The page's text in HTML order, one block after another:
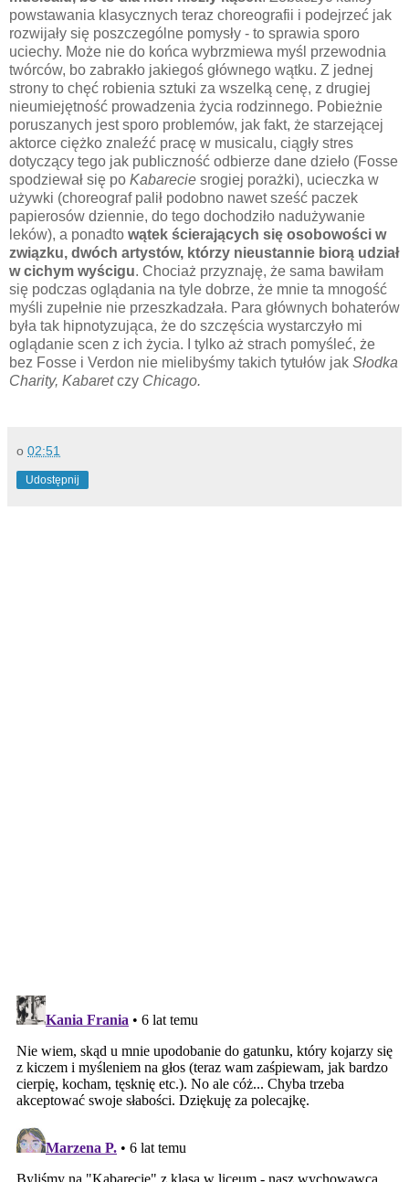
powstawania klasycznych teraz choreografii i podejrzeć jak
rozwijały się poszczególne pomysły - to sprawia sporo
uciechy. Może nie do końca wybrzmiewa myśl przewodnia
twórców, bo zabrakło jakiegoś głównego wątku. Z jednej
strony to chęć robienia sztuki za wszelką cenę, z drugiej
nieumiejętność prowadzenia życia rodzinnego. Pobieżnie
poruszanych jest sporo problemów, jak fakt, że starzejącej
aktorce ciężko znaleźć pracę w musicalu, ciągły stres
dotyczący tego jak publiczność odbierze dane dzieło (Fosse
spodziewał się po Kabarecie srogiej porażki), ucieczka w
używki (choreograf palił podobno nawet sześć paczek
papierosów dziennie, do tego dochodziło nadużywanie
leków), a ponadto wątek ścierających się osobowości w
związku, dwóch artystów, którzy nieustannie biorą udział
w cichym wyścigu. Chociaż przyznaję, że sama bawiłam
się podczas oglądania na tyle dobrze, że mnie ta mnogość
myśli zupełnie nie przeszkadzała. Para głównych bohaterów
była tak hipnotyzująca, że do szczęścia wystarczyło mi
oglądanie scen z ich życia. I tylko aż strach pomyśleć, że
bez Fosse i Verdon nie mielibyśmy takich tytułów jak Słodka
Charity, Kabaretczy Chicago.
o 02:51
Udostępnij